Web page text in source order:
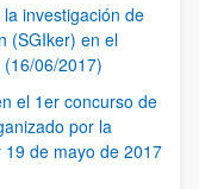
investigación de
(SGIker) en el
06/2017)
el 1er concurso de
por la
de mayo de 2017